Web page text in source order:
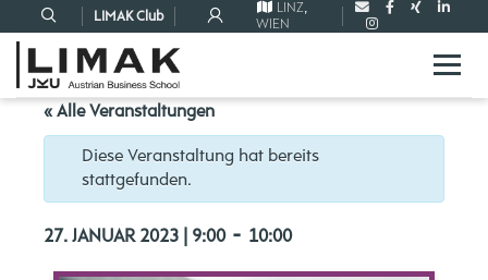
LIMAK Club
LINZ,
WIEN
« Alle Veranstaltungen
Diese Veranstaltung hat bereits
stattgefunden.
27. JANUAR 2023 | 9:00- 10:00